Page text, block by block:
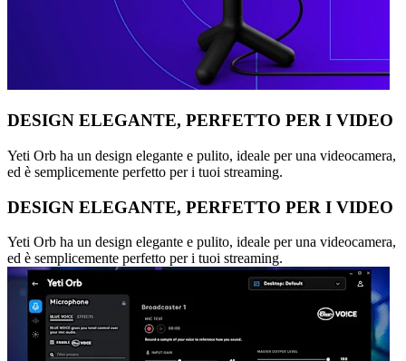
DESIGN ELEGANTE, PERFETTO PER I VIDEO
Yeti Orb ha un design elegante e pulito, ideale per una videocamera,
ed è semplicemente perfetto per i tuoi streaming.
DESIGN ELEGANTE, PERFETTO PER I VIDEO
Yeti Orb ha un design elegante e pulito, ideale per una videocamera,
ed è semplicemente perfetto per i tuoi streaming.